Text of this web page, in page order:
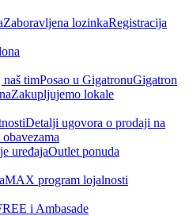
Zaboravljena lozinkaRegistracija
naš timPosao u GigatronuGigatron
Zakupljujemo lokale
Detalji ugovora o prodaji na
uređajaOutlet ponuda
program lojalnosti
i Ambasade